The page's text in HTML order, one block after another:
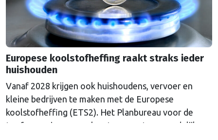
Europese koolstofheffing raakt straks ieder
huishouden
Vanaf 2028 krijgen ook huishoudens, vervoer en
kleine bedrijven te maken met de Europese
koolstofheffing (ETS2). Het Planbureau voor de
Leefomgeving waarschuwt voor extra maandelijkse